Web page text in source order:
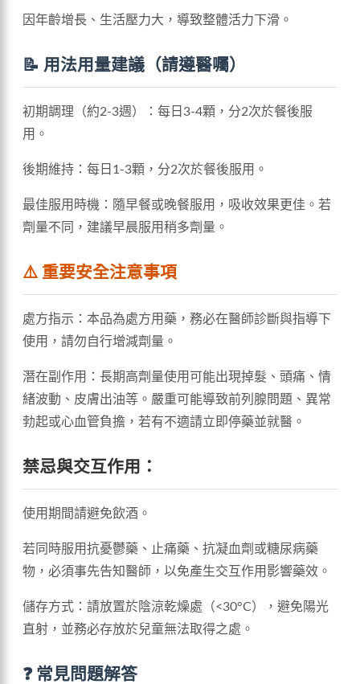
因年齡增長、生活壓力大，導致整體活力下滑。
📝 用法用量建議（請遵醫囑）
初期調理（約2-3週）：每日3-4顆，分2次於餐後服
用。
後期維持：每日1-3顆，分2次於餐後服用。
最佳服用時機：隨早餐或晚餐服用，吸收效果更佳。若
劑量不同，建議早晨服用稍多劑量。
⚠️ 重要安全注意事項
處方指示：本品為處方用藥，務必在醫師診斷與指導下
使用，請勿自行增減劑量。
潛在副作用：長期高劑量使用可能出現掉髮、頭痛、情
緒波動、皮膚出油等。嚴重可能導致前列腺問題、異常
勃起或心血管負擔，若有不適請立即停藥並就醫。
禁忌與交互作用：
使用期間請避免飲酒。
若同時服用抗憂鬱藥、止痛藥、抗凝血劑或糖尿病藥
物，必須事先告知醫師，以免產生交互作用影響藥效。
儲存方式：請放置於陰涼乾燥處（<30°C），避免陽光
直射，並務必存放於兒童無法取得之處。
❓ 常見問題解答